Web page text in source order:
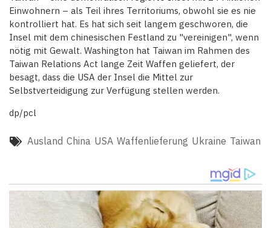
Einwohnern – als Teil ihres Territoriums, obwohl sie es nie
kontrolliert hat. Es hat sich seit langem geschworen, die
Insel mit dem chinesischen Festland zu "vereinigen", wenn
nötig mit Gewalt. Washington hat Taiwan im Rahmen des
Taiwan Relations Act lange Zeit Waffen geliefert, der
besagt, dass die USA der Insel die Mittel zur
Selbstverteidigung zur Verfügung stellen werden.
dp/pcl
Ausland China USA Waffenlieferung Ukraine Taiwan